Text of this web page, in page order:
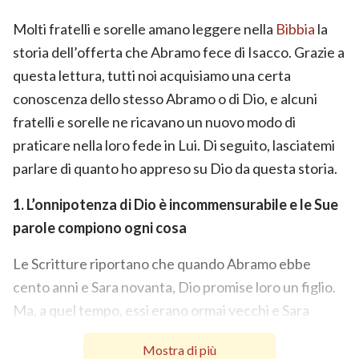
Molti fratelli e sorelle amano leggere nella Bibbia la
storia dell’offerta che Abramo fece di Isacco. Grazie a
questa lettura, tutti noi acquisiamo una certa
conoscenza dello stesso Abramo o di Dio, e alcuni
fratelli e sorelle ne ricavano un nuovo modo di
praticare nella loro fede in Lui. Di seguito, lasciatemi
parlare di quanto ho appreso su Dio da questa storia.
1. L’onnipotenza di Dio è incommensurabile e le Sue
parole compiono ogni cosa
Le Scritture riportano che quando Abramo ebbe
cento anni e Sara novanta, Dio promise loro un figlio.
Ma, a quel tempo, essi erano ormai vecchi e Sara
aveva superato l’età feconda, per cui, dopo aver
Mostra di più